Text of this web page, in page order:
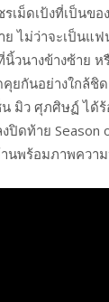
เม็ดเป้งที่เป็นขอ
ย ไม่ว่าจะเป็นแ
วนางข้างซ้าย ห
ยกันอย่างใกล้ชิ
มิว ศุภศิษฏ์ ได้ร้
ปิดท้าย Season
นพร้อมภาพควา